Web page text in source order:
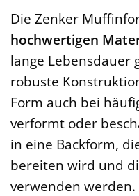
Die Zenker
hochwertigen
lange Lebensdauer
robuste
Form auch bei
verformt oder
in eine Backform,
bereiten wird und
verwenden werden.